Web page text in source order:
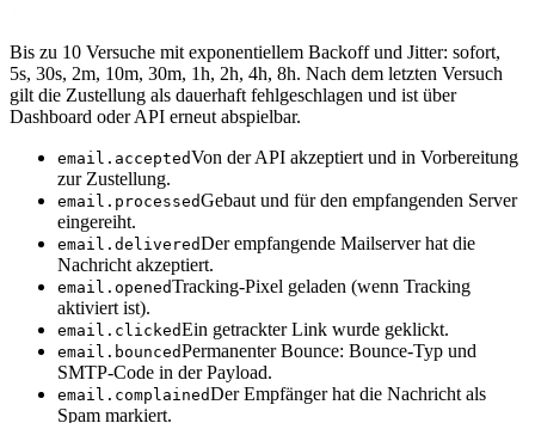
Bis zu 10 Versuche mit exponentiellem Backoff und Jitter: sofort,
5s, 30s, 2m, 10m, 30m, 1h, 2h, 4h, 8h. Nach dem letzten Versuch
gilt die Zustellung als dauerhaft fehlgeschlagen und ist über
Dashboard oder API erneut abspielbar.
email.acceptedVon der API akzeptiert und in Vorbereitung
zur Zustellung.
email.processedGebaut und für den empfangenden Server
eingereiht.
email.deliveredDer empfangende Mailserver hat die
Nachricht akzeptiert.
email.openedTracking-Pixel geladen (wenn Tracking
aktiviert ist).
email.clickedEin getrackter Link wurde geklickt.
email.bouncedPermanenter Bounce: Bounce-Typ und
SMTP-Code in der Payload.
email.complainedDer Empfänger hat die Nachricht als
Spam markiert.